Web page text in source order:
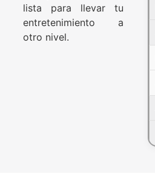
lista para llevar tu
entretenimiento a
otro nivel.